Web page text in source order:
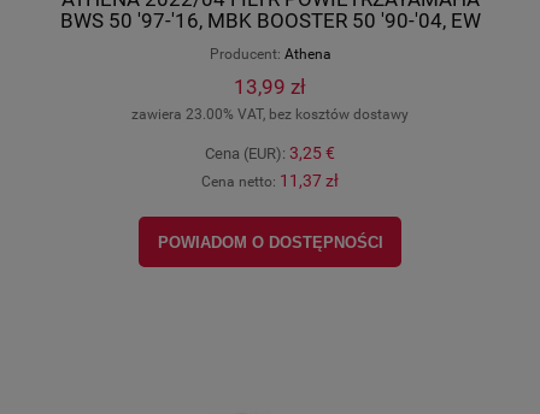
BWS 50 '97-'16, MBK BOOSTER 50 '90-'04, EW
4PBE445100;3VLE445101), Athena OL-
S410485200003
Producent: Athena
13,99 zł
zawiera 23.00% VAT, bez kosztów dostawy
Cena (EUR): 3,25 €
Cena netto: 11,37 zł
POWIADOM O DOSTĘPNOŚCI